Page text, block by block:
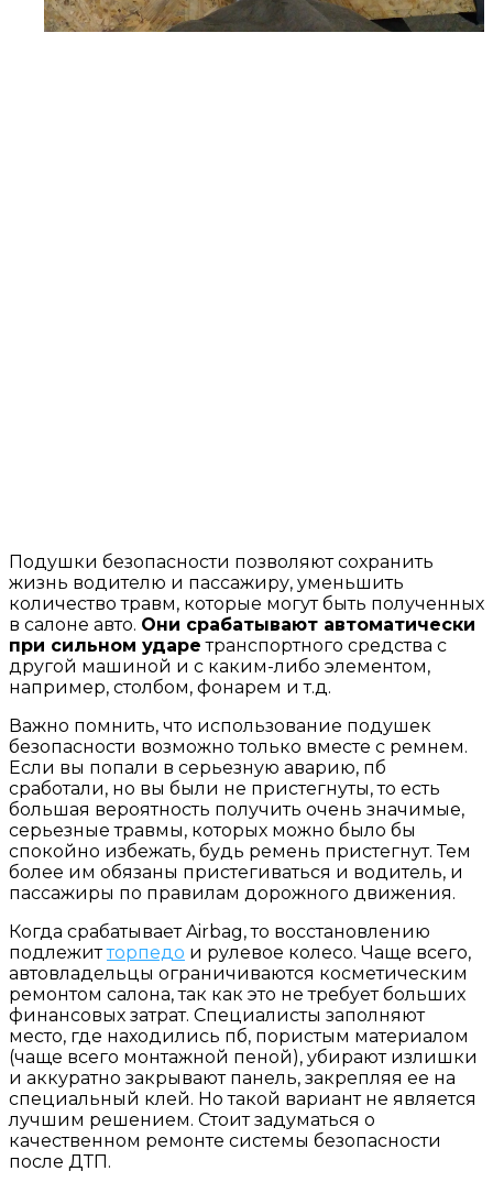
Подушки безопасности позволяют сохранить
жизнь водителю и пассажиру, уменьшить
количество травм, которые могут быть полученных
в салоне авто. Они срабатывают автоматически
при сильном ударе транспортного средства с
другой машиной и с каким-либо элементом,
например, столбом, фонарем и т.д.
Важно помнить, что использование подушек
безопасности возможно только вместе с ремнем.
Если вы попали в серьезную аварию, пб
сработали, но вы были не пристегнуты, то есть
большая вероятность получить очень значимые,
серьезные травмы, которых можно было бы
спокойно избежать, будь ремень пристегнут. Тем
более им обязаны пристегиваться и водитель, и
пассажиры по правилам дорожного движения.
Когда срабатывает Airbag, то восстановлению
подлежитторпедо и рулевое колесо. Чаще всего,
автовладельцы ограничиваются косметическим
ремонтом салона, так как это не требует больших
финансовых затрат. Специалисты заполняют
место, где находились пб, пористым материалом
(чаще всего монтажной пеной), убирают излишки
и аккуратно закрывают панель, закрепляя ее на
специальный клей. Но такой вариант не является
лучшим решением. Стоит задуматься о
качественном ремонте системы безопасности
после ДТП.